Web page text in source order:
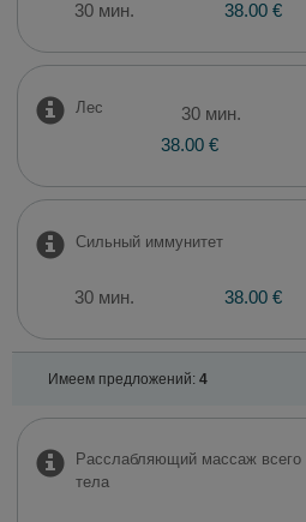
30 мин. 38.00 €
Лес
30 мин.
38.00 €
Сильный иммунитет
30 мин. 38.00 €
Имеем предложений: 4
Расслабляющий массаж всего
тела